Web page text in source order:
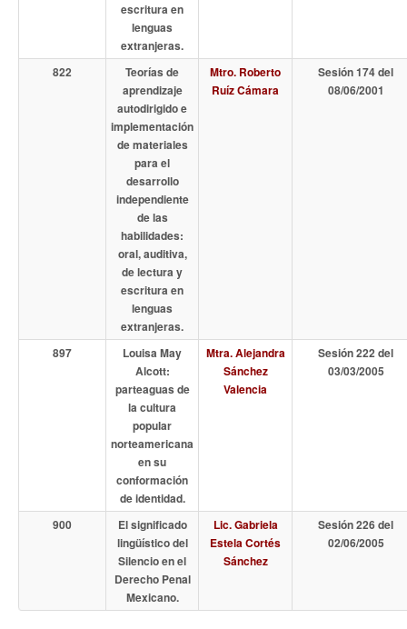
escritura en
lenguas
extranjeras.
822
Teorías de
aprendizaje
autodirigido e
implementación
de materiales
para el
desarrollo
independiente
de las
habilidades:
oral, auditiva,
de lectura y
escritura en
lenguas
extranjeras.
Mtro. Roberto
Ruíz Cámara
Sesión 174 del
08/06/2001
897
Louisa May
Alcott:
parteaguas de
la cultura
popular
norteamericana
en su
conformación
de identidad.
Mtra. Alejandra
Sánchez
Valencia
Sesión 222 del
03/03/2005
900
El significado
lingüístico del
Silencio en el
Derecho Penal
Mexicano.
Lic. Gabriela
Estela Cortés
Sánchez
Sesión 226 del
02/06/2005